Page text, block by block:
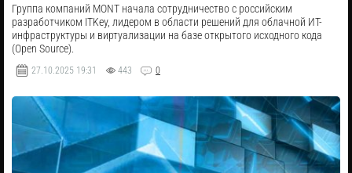
Группа компаний MONT начала сотрудничество с российским
разработчиком ITKey, лидером в области решений для облачной ИТ-
инфраструктуры и виртуализации на базе открытого исходного кода
(Open Source).
27.10.2025 19:31 443 0